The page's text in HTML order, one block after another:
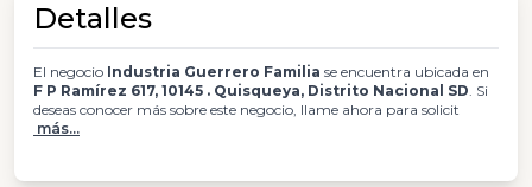
Detalles
El negocio Industria Guerrero Familia se encuentra ubicada en
F P Ramírez 617, 10145 . Quisqueya, Distrito Nacional SD. Si
deseas conocer más sobre este negocio, llame ahora para solicit
más...